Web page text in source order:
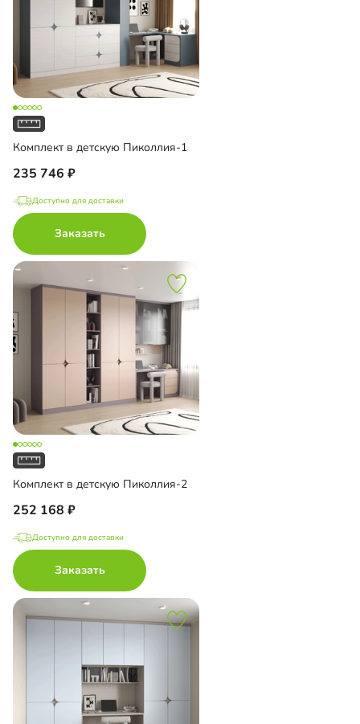
Комплект в детскую Пиколлия-1
235 746
Доступно для доставки
Заказать
Комплект в детскую Пиколлия-2
252 168
Доступно для доставки
Заказать